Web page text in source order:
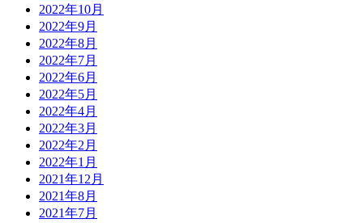
2022年10月
2022年9月
2022年8月
2022年7月
2022年6月
2022年5月
2022年4月
2022年3月
2022年2月
2022年1月
2021年12月
2021年8月
2021年7月